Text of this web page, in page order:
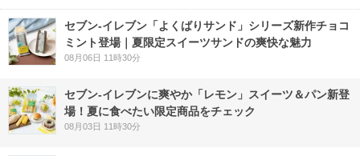
セブン‐イレブン「よくばりサンド」シリーズ新作チョコ
ミント登場｜夏限定スイーツサンドの爽快な魅力
08月06日 11時30分
セブン‐イレブンに爽やか「レモン」スイーツ＆パン新登
場！夏に食べたい限定商品をチェック
08月03日 11時30分